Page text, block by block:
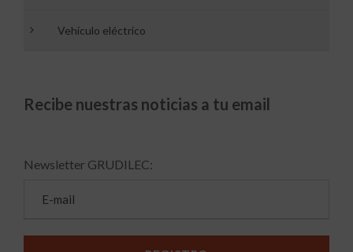
Vehículo eléctrico
Recibe nuestras noticias a tu email
Newsletter GRUDILEC: